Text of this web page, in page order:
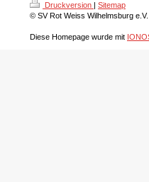
Druckversion | Sitemap
© SV Rot Weiss Wilhelmsburg e.V.
Diese Homepage wurde mit